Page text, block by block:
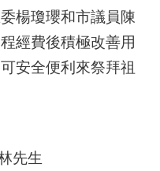
楊瓊瓔和市議員陳
經費後積極改善用
安全便利來祭拜祖
先生